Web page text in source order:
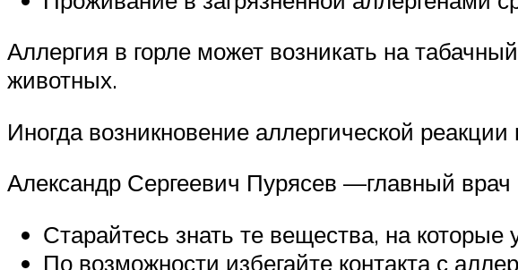
Аллергия в горле может возникать на
животных.
Иногда возникновение аллергической
Александр Сергеевич Пурясев —главный
Старайтесь знать те вещества, на
По возможности избегайте контакта с